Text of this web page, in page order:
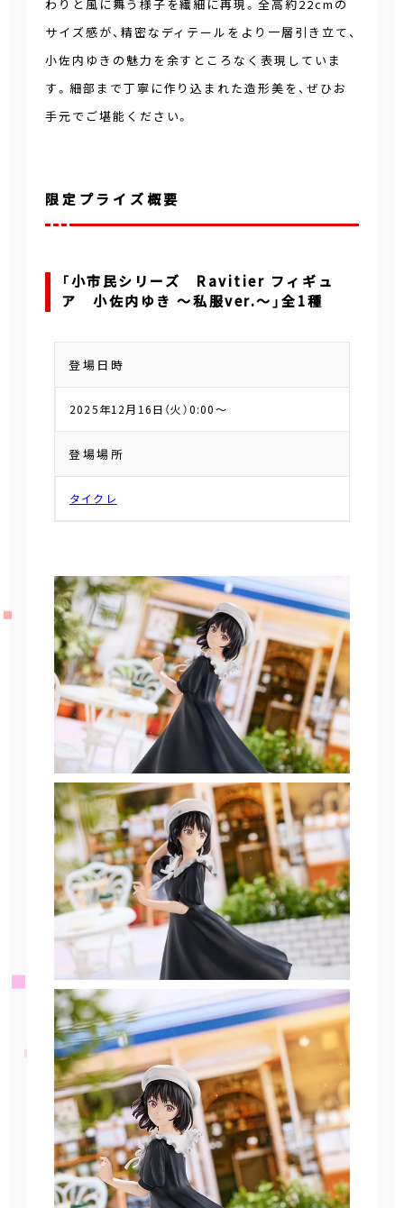
わりと風に舞う様子を繊細に再現。全高約22cmの
サイズ感が、精密なディテールをより一層引き立て、
小佐内ゆきの魅力を余すところなく表現していま
す。細部まで丁寧に作り込まれた造形美を、ぜひお
手元でご堪能ください。
限定プライズ概要
「小市民シリーズ Ravitier フィギュ
ア 小佐内ゆき ～私服ver.～」全1種
登場日時
2025年12月16日（火）0:00～
登場場所
タイクレ